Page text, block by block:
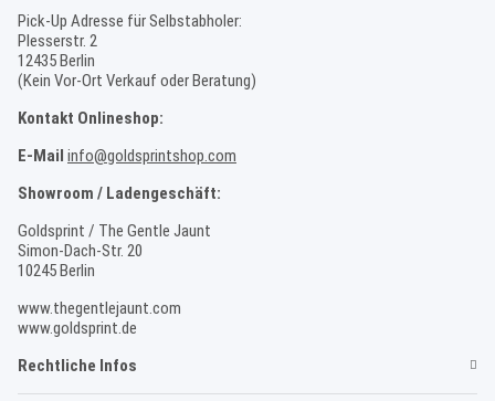
Pick-Up Adresse für Selbstabholer:
Plesserstr. 2
12435 Berlin
(Kein Vor-Ort Verkauf oder Beratung)
Kontakt Onlineshop:
E-Mail info@goldsprintshop.com
Showroom / Ladengeschäft:
Goldsprint / The Gentle Jaunt
Simon-Dach-Str. 20
10245 Berlin
www.thegentlejaunt.com
www.goldsprint.de
Rechtliche Infos